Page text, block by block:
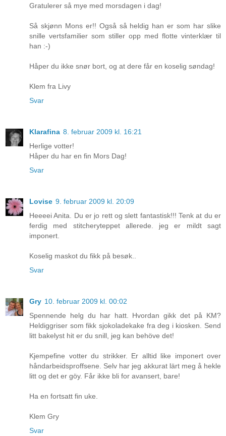
Gratulerer så mye med morsdagen i dag!
Så skjønn Mons er!! Også så heldig han er som har slike
snille vertsfamilier som stiller opp med flotte vinterklær til
han :-)
Håper du ikke snør bort, og at dere får en koselig søndag!
Klem fra Livy
Svar
Klarafina 8. februar 2009 kl. 16:21
Herlige votter!
Håper du har en fin Mors Dag!
Svar
Lovise 9. februar 2009 kl. 20:09
Heeeei Anita. Du er jo rett og slett fantastisk!!! Tenk at du er
ferdig med stitcheryteppet allerede. jeg er mildt sagt
imponert.
Koselig maskot du fikk på besøk..
Svar
Gry 10. februar 2009 kl. 00:02
Spennende helg du har hatt. Hvordan gikk det på KM?
Heldiggriser som fikk sjokoladekake fra deg i kiosken. Send
litt bakelyst hit er du snill, jeg kan behöve det!
Kjempefine votter du strikker. Er alltid like imponert over
håndarbeidsproffsene. Selv har jeg akkurat lärt meg å hekle
litt og det er göy. Får ikke bli for avansert, bare!
Ha en fortsatt fin uke.
Klem Gry
Svar